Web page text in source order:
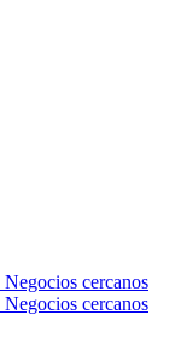
Negocios cercanos
Negocios cercanos